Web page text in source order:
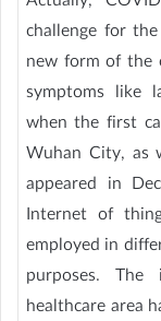
challenge for
new form of the
symptoms like
when the first
Wuhan City, as
appeared in
Internet of
employed in
purposes.
healthcare area